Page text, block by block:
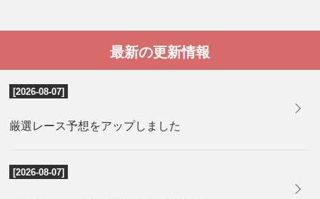
最新の更新情報
[2026-08-07]
厳選レース予想をアップしました
[2026-08-07]